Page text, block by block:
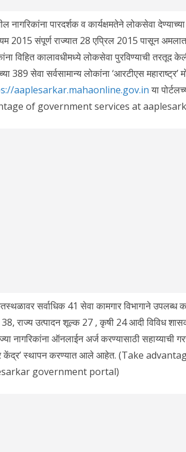
नागरिकांना पारदर्शक व कार्यक्षमतेने लोकसेवा
2015 संपूर्ण राज्यात 28 एप्रिल 2015 पासून
विहित कालावधीमध्ये लोकसेवा पुरविण्याची तरतूद
389 सेवा सर्वसामान्य लोकांना ‘आरटीएस
aaplesarkar.mahaonline.gov.inया
of government services at
सर्वाधिक 41 सेवा कामगार विभागाने
राज्य उत्पादन शूल्क 27 , कृषी 24 आदी विविध
नागरिकांना ऑनलाईन अर्ज करण्यासाठी सहाय्याची
केंद्र’ स्थापन करण्यात आले आहेत. (Take
government portal)